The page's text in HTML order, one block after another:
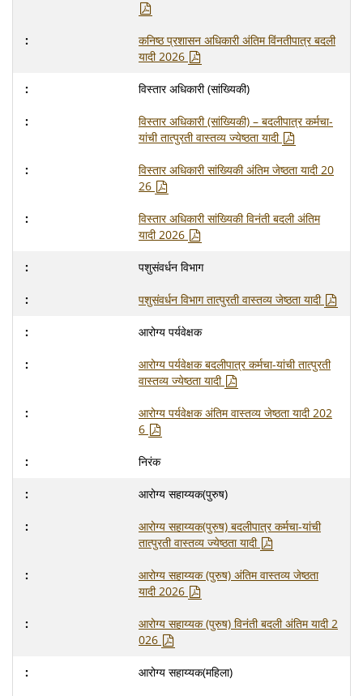
कनिष्ठ प्रशासन अधिकारी अंतिम विंनतीपात्र बदली
यादी 2026
विस्तार अधिकारी (सांख्यिकी)
विस्तार अधिकारी (सांख्यिकी) – बदलीपात्र कर्मचा-
यांची तात्पुरती वास्तव्य ज्येष्ठता यादी
विस्तार अधिकारी सांख्यिकी अंतिम जेष्ठता यादी 20
26
विस्तार अधिकारी सांख्यिकी विनंती बदली अंतिम
यादी 2026
पशुसंवर्धन विभाग
पशुसंवर्धन विभाग तात्पुरती वास्तव्य जेष्ठता यादी
आरोग्य पर्यवेक्षक
आरोग्य पर्यवेक्षक बदलीपात्र कर्मचा-यांची तात्पुरती
वास्तव्य ज्येष्ठता यादी
आरोग्य पर्यवेक्षक अंतिम वास्तव्य जेष्ठता यादी 202
6
निरंक
आरोग्य सहाय्यक(पुरुष)
आरोग्य सहाय्यक(पुरुष) बदलीपात्र कर्मचा-यांची
तात्पुरती वास्तव्य ज्येष्ठता यादी
आरोग्य सहाय्यक (पुरुष) अंतिम वास्तव्य जेष्ठता
यादी 2026
आरोग्य सहाय्यक (पुरुष) विनंती बदली अंतिम यादी 2
026
आरोग्य सहाय्यक(महिला)